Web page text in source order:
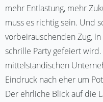
mehr Entlastung, mehr
muss es richtig sein. Und
vorbeirauschenden Zug,
schrille Party gefeiert
mittelständischen
Eindruck nach eher um
Der ehrliche Blick auf die